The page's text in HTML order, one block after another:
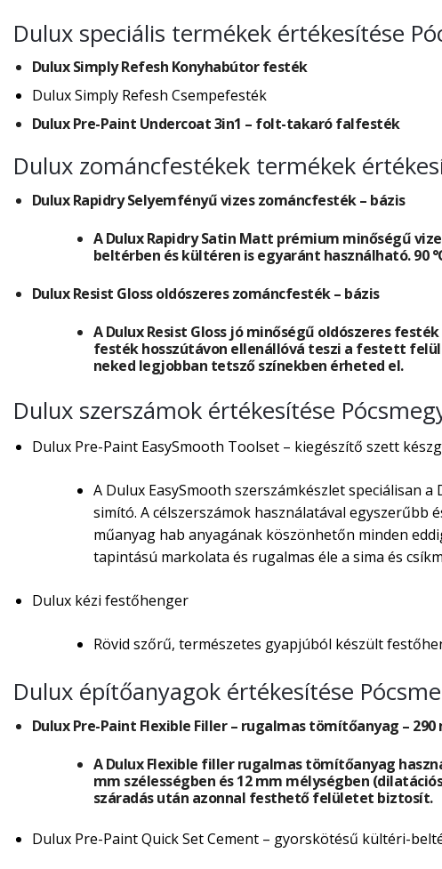
Dulux speciális termékek értékesítése
Dulux Simply Refesh Konyhabútor festék
Dulux Simply Refesh Csempefesték
Dulux Pre-Paint Undercoat 3in1 – folt-takaró falfesték
Dulux zománcfestékek termékek
Dulux Rapidry Selyemfényű vizes zománcfesték – bázis
A Dulux Rapidry Satin Matt prémium minőségű
beltérben és kültéren is egyaránt használható. 90
Dulux Resist Gloss oldószeres zománcfesték – bázis
A Dulux Resist Gloss jó minőségű oldószeres
festék hosszútávon ellenállóvá teszi a festett
neked legjobban tetsző színekben érheted el.
Dulux szerszámok értékesítése
Dulux Pre-Paint EasySmooth Toolset – kiegészítő szett
A Dulux EasySmooth szerszámkészlet speciálisan
simító. A célszerszámok használatával egyszerűbb
műanyag hab anyagának köszönhetőn minden
tapintású markolata és rugalmas éle a sima és
Dulux kézi festőhenger
Rövid szőrű, természetes gyapjúból készült
Dulux építőanyagok értékesítése
Dulux Pre-Paint Flexible Filler – rugalmas tömítőanyag – 290
A Dulux Flexible filler rugalmas tömítőanyag
mm szélességben és 12 mm mélységben
száradás után azonnal festhető felületet biztosít.
Dulux Pre-Paint Quick Set Cement – gyorskötésű kültéri-